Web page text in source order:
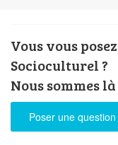
Vous vous
Socioculturel ?
Nous sommes
Poser une question